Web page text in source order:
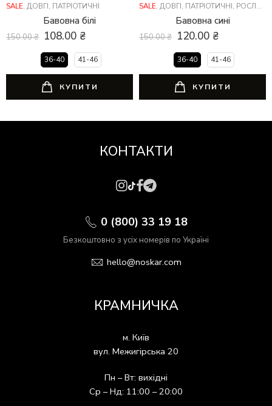
SALE, ДОВГІ, ПАТРІОТИЧНІ
Бавовна білі
150.00₴ 108.00 ₴
36-40 41-46
КУПИТИ
SALE, ДОВГІ, ПАТРІОТИЧНІ, РОСЛИНИ
Бавовна сині
150.00₴ 120.00 ₴
36-40 41-46
КУПИТИ
КОНТАКТИ
0 (800) 33 19 18
Безкоштовно з усіх номерів по Україні
hello@noskar.com
КРАМНИЧКА
м. Київ
вул. Межигірська 20
Пн – Вт: вихідні
Ср – Нд: 11:00 – 20:00